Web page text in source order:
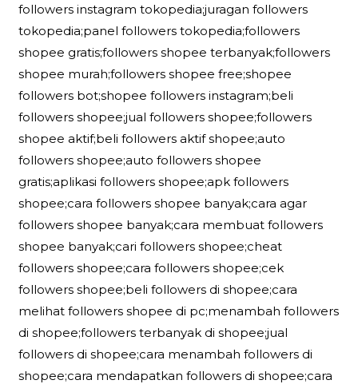
followers instagram tokopedia;juragan followers
tokopedia;panel followers tokopedia;followers
shopee gratis;followers shopee terbanyak;followers
shopee murah;followers shopee free;shopee
followers bot;shopee followers instagram;beli
followers shopee;jual followers shopee;followers
shopee aktif;beli followers aktif shopee;auto
followers shopee;auto followers shopee
gratis;aplikasi followers shopee;apk followers
shopee;cara followers shopee banyak;cara agar
followers shopee banyak;cara membuat followers
shopee banyak;cari followers shopee;cheat
followers shopee;cara followers shopee;cek
followers shopee;beli followers di shopee;cara
melihat followers shopee di pc;menambah followers
di shopee;followers terbanyak di shopee;jual
followers di shopee;cara menambah followers di
shopee;cara mendapatkan followers di shopee;cara